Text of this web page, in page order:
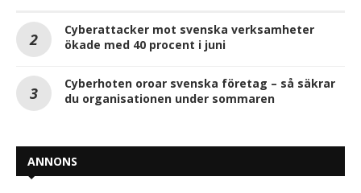
Cyberattacker mot svenska verksamheter
ökade med 40 procent i juni
Cyberhoten oroar svenska företag – så säkrar
du organisationen under sommaren
ANNONS